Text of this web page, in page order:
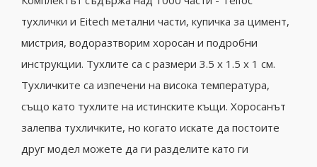
тухлички и Eitech метални части, купичка за цимент,
мистрия, водоразтворим хоросан и подробни
инструкции. Тухлите са с размери 3.5 x 1.5 x 1 cм.
Тухличките са изпечени на висока температура,
също като тухлите на истинските къщи. Хоросанът
залепва тухличките, но когато искате да постоите
друг модел можете да ги разделите като ги